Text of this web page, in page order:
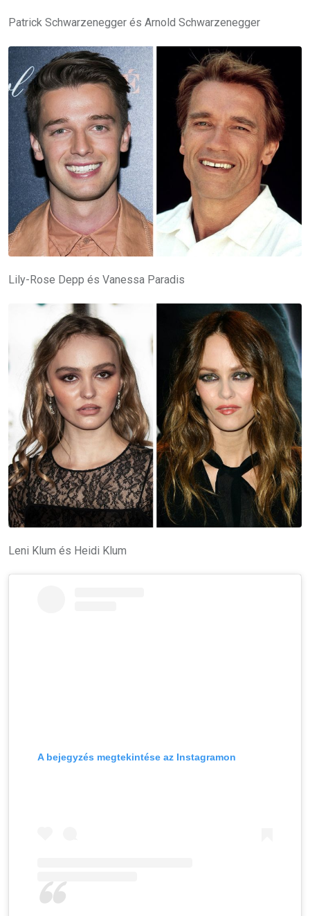
Patrick Schwarzenegger és Arnold Schwarzenegger
Lily-Rose Depp és Vanessa Paradis
Leni Klum és Heidi Klum
A bejegyzés megtekintése az Instagramon